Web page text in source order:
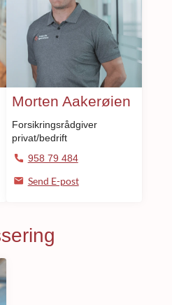
Morten Aakerøien
Forsikringsrådgiver
privat/bedrift
958 79 484
Send E-post